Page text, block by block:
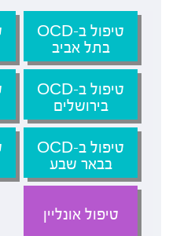
טיפול ב-OCD
בתל אביב
טיפול ב-OCD
בירושלים
טיפול ב-OCD
בבאר שבע
טיפול אונליין